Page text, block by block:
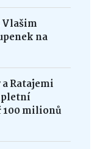
Vlašim
na
Ratajemi
100 milionů